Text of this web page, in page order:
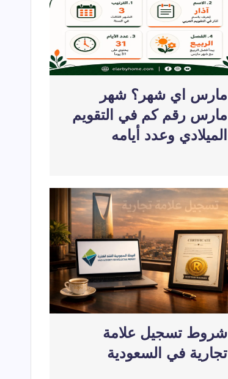
مارس اي شهر؟ شهر
مارس رقم كم في التقويم
الميلادي وعدد أيامه
شروط تسجيل علامة
تجارية في السعودية